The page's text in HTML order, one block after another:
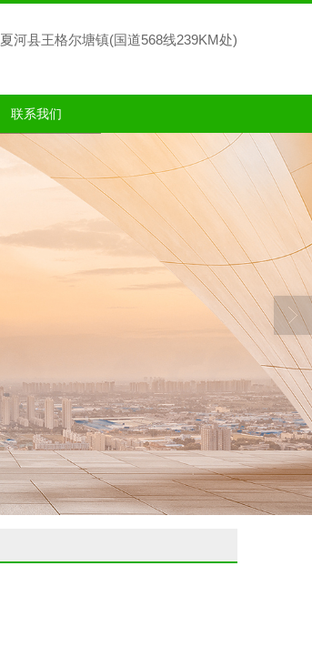
夏河县王格尔塘镇(国道568线239KM处)
联系我们